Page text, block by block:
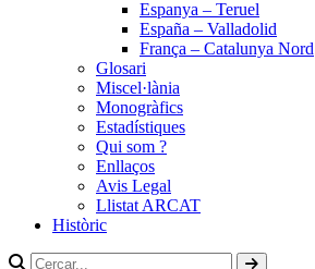
Espanya – Teruel
España – Valladolid
França – Catalunya Nord
Glosari
Miscel·lània
Monogràfics
Estadístiques
Qui som ?
Enllaços
Avis Legal
Llistat ARCAT
Històric